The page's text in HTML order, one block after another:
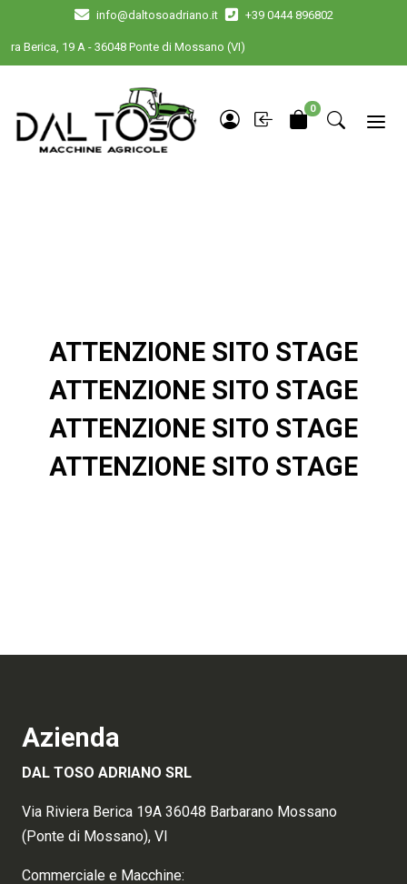
info@daltosoadriano.it +39 0444 896802
Berica, 19 A - 36048 Ponte di Mossano (VI)
0
ATTENZIONE SITO STAGE
ATTENZIONE SITO STAGE
ATTENZIONE SITO STAGE
ATTENZIONE SITO STAGE
Azienda
DAL TOSO ADRIANO SRL
Via Riviera Berica 19A 36048 Barbarano Mossano
(Ponte di Mossano), VI
Commerciale e Macchine: